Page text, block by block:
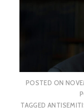
POSTED ON
TAGGED